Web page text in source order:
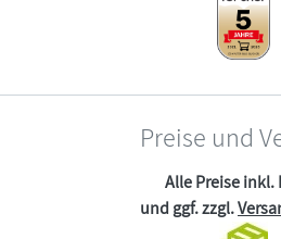
Preise und
Alle Preise inkl.
und ggf. zzgl.